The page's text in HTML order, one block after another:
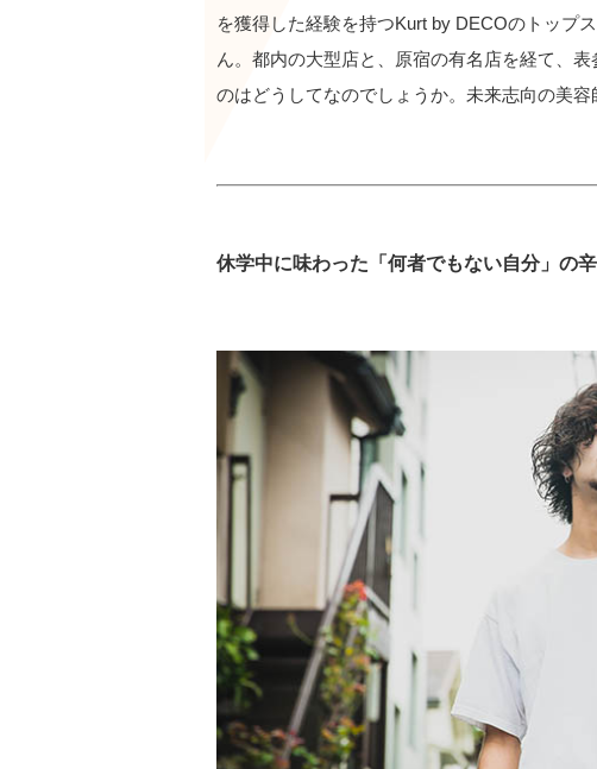
を獲得した経験を持つKurt by DECOのトップ
ん。都内の大型店と、原宿の有名店を経て、
のはどうしてなのでしょうか。未来志向の美容
休学中に味わった「何者でもない自分」の